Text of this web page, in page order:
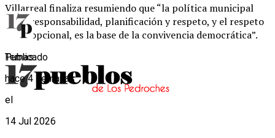
Villarreal finaliza resumiendo que “la política municipal
exige responsabilidad, planificación y respeto, y el respeto
no es opcional, es la base de la convivencia democrática”.
Temas:
Publicado
hace 4 semanas
el
14 Jul 2026